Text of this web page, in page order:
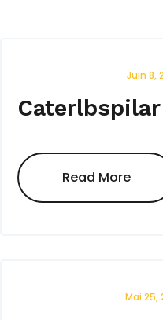
Juin 8,
Read More
Mai 25,